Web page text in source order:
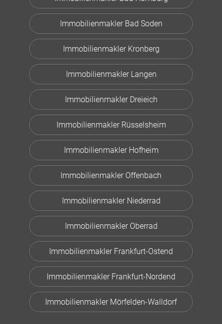
Immobilienmakler Bad Soden
Immobilienmakler Kronberg
Immobilienmakler Langen
Immobilienmakler Dreieich
Immobilienmakler Rüsselsheim
Immobilienmakler Hofheim
Immobilienmakler Offenbach
Immobilienmakler Niederrad
Immobilienmakler Oberrad
Immobilienmakler Frankfurt-Ostend
Immobilienmakler Frankfurt-Nordend
Immobilienmakler Mörfelden-Walldorf